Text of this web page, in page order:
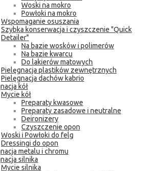
Woski na mokro
Powłoki na mokro
Wspomaganie osuszania
Szybka konserwacja i czyszczenie "Quick
Detailer"
Na bazie wosków i polimerów
Na bazie kwarcu
Do lakierów matowych
Pielęgnacja plastików zewnętrznych
Pielęgnacja dachów kabrio
kół
Mycie kół
Preparaty kwasowe
Preparaty zasadowe i neutralne
Deironizery
Czyszczenie opon
Woski i Powłoki do felg
Dressingi do opon
metalu i chromu
silnika
Mycie silnika